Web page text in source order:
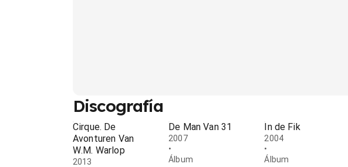
Discografía
Cirque. De
Avonturen Van
W.M. Warlop
2013
De Man Van 31
2007
•
Álbum
In de Fik
2004
•
Álbum